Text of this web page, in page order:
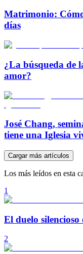
Matrimonio:
días
¿La búsqueda de
amor?
José Chang,
tiene una Iglesia
Cargar más artículos
Los más leídos en esta
1
El duelo silencioso
2